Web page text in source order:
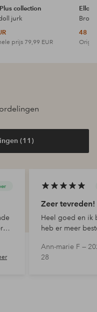
collection
jurk
prijs 79,99 EUR
Ellos
48
(11)
Zeer tevreden!
Heel goed en ik
heb er meer
Ann-marie F —
28